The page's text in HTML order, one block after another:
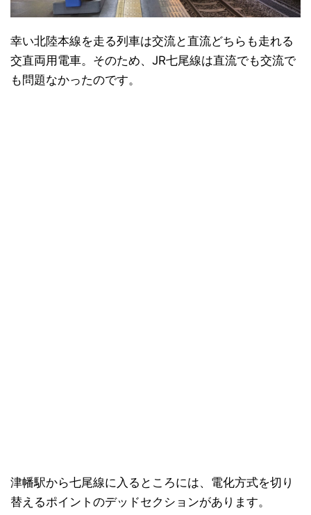
幸い北陸本線を走る列車は交流と直流どちらも走れる
交直両用電車。そのため、JR七尾線は直流でも交流で
も問題なかったのです。
津幡駅から七尾線に入るところには、電化方式を切り
替えるポイントのデッドセクションがあります。